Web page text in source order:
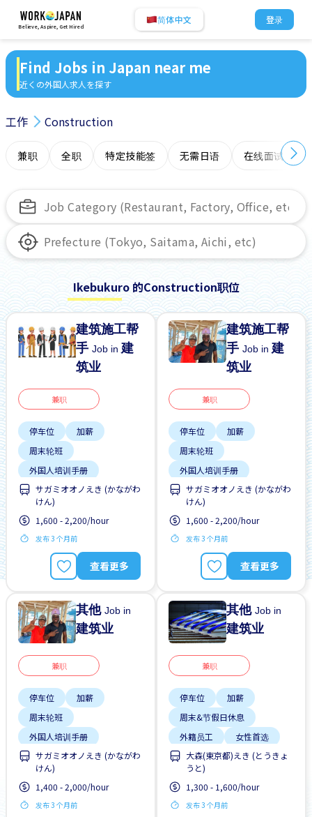
Believe, Aspire, Get Hired
简体中文 登录
Find Jobs in Japan near me
近くの外国人求人を探す
工作 Construction
兼职 全职 特定技能签 无需日语 在线面试
Ikebukuro 的Construction职位
建筑施工帮
手Job in 建
筑业
兼职
停车位
加薪
周末轮班
外国人培训手册
外籍员工
女性首选
学生签证首选
提供宿舍
支付交通费
サガミオオノえき (かながわ
けん)
1,600 - 2,200/hour
发布 3 个月前
查看更多
建筑施工帮
手Job in 建
筑业
兼职
停车位
加薪
周末轮班
外国人培训手册
外籍员工
女性首选
学生签证首选
提供宿舍
支付交通费
サガミオオノえき (かながわ
けん)
1,600 - 2,200/hour
发布 3 个月前
查看更多
其他Job in
建筑业
兼职
停车位
加薪
周末轮班
外国人培训手册
外籍员工
女性首选
学生签证首选
支付交通费
サガミオオノえき (かながわ
けん)
1,400 - 2,000/hour
发布 3 个月前
其他Job in
建筑业
兼职
停车位
加薪
周末&节假日休息
外籍员工
女性首选
提供宿舍
晋升
有机会被录取全职工作
每日支付
大森(東京都)えき (とうきょ
うと)
1,300 - 1,600/hour
发布 3 个月前